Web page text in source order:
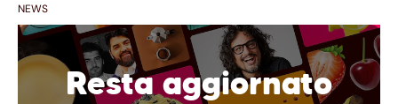
NEWS
Resta aggiornato